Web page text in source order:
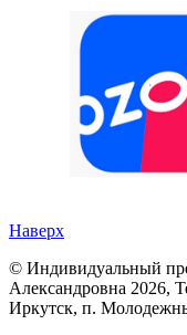
Наверх
© Индивидуальный
Александровна 2026,
Иркутск, п.